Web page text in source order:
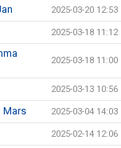
2025-03-20 12:53
2025-03-18 11:12
2025-03-18 11:00
2025-03-13 10:56
Mars 2025-03-04 14:03
2025-02-14 12:06